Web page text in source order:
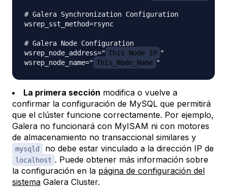
# Galera Synchronization Configuration
wsrep_sst_method=rsync
# Galera Node Configuration
wsrep_node_address=" This_Node_IP "
wsrep_node_name=" This_Node_Name
La primera sección modifica o vuelve a
confirmar la configuración de MySQL que permitirá
que el clúster funcione correctamente. Por ejemplo,
Galera no funcionará con MyISAM ni con motores
de almacenamiento no transaccional similares y
mysqld no debe estar vinculado a la dirección IP de
localhost . Puede obtener más información sobre
la configuración en la página de configuración del
sistema Galera Cluster.